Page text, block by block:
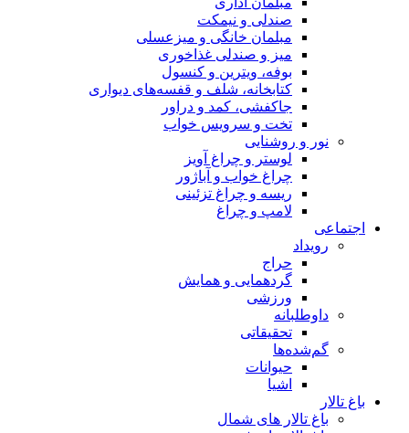
صندلی و نیمکت
مبلمان خانگی و میزعسلی
میز و صندلی غذاخوری
بوفه، ویترین و کنسول
کتابخانه، شلف و قفسه‌های دیواری
جاکفشی، کمد و دراور
تخت و سرویس خواب
نور و روشنایی
لوستر و چراغ آویز
چراغ خواب و آباژور
ریسه و چراغ تزئینی
لامپ و چراغ
اجتماعی
رویداد
حراج
گردهمایی و همایش
ورزشی
داوطلبانه
تحقیقاتی
گم‌شده‌ها
حیوانات
اشیا
باغ تالار
باغ تالار های شمال